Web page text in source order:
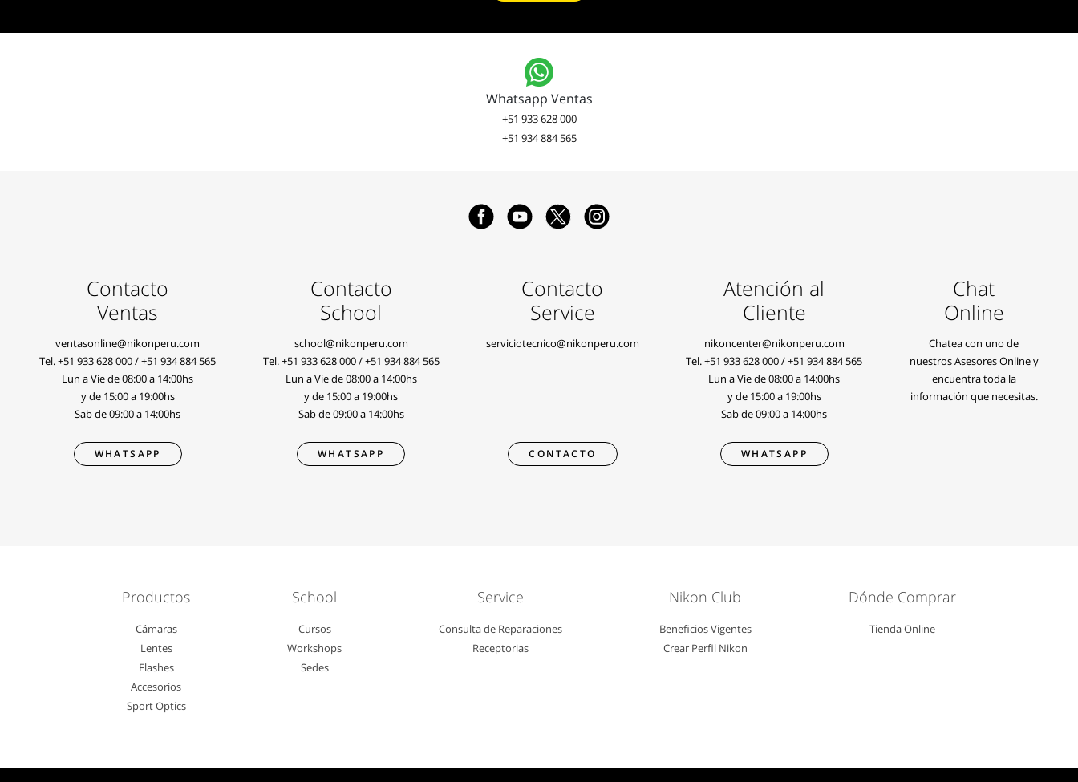
Whatsapp Ventas
+51 933 628 000
+51 934 884 565
Contacto
Ventas
ventasonline@nikonperu.com
Tel.+51 933 628 000/+51 934 884 565
Lun a Vie de 08:00 a 14:00hs
y de 15:00 a 19:00hs
Sab de 09:00 a 14:00hs
WHATSAPP
Contacto
School
school@nikonperu.com
Tel.+51 933 628 000/+51 934 884 565
Lun a Vie de 08:00 a 14:00hs
y de 15:00 a 19:00hs
Sab de 09:00 a 14:00hs
WHATSAPP
Contacto
Service
serviciotecnico@nikonperu.com
CONTACTO
Atención al
Cliente
nikoncenter@nikonperu.com
Tel.+51 933 628 000/+51 934 884 565
Lun a Vie de 08:00 a 14:00hs
y de 15:00 a 19:00hs
Sab de 09:00 a 14:00hs
WHATSAPP
Chat
Online
Chatea con uno de
nuestros Asesores Online y
encuentra toda la
información que necesitas.
Productos
Cámaras
Lentes
Flashes
Accesorios
Sport Optics
School
Cursos
Workshops
Sedes
Service
Consulta de Reparaciones
Receptorias
Nikon Club
Beneficios Vigentes
Crear Perfil Nikon
Dónde Comprar
Tienda Online